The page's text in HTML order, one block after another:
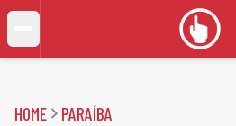
HOME PARAÍBA